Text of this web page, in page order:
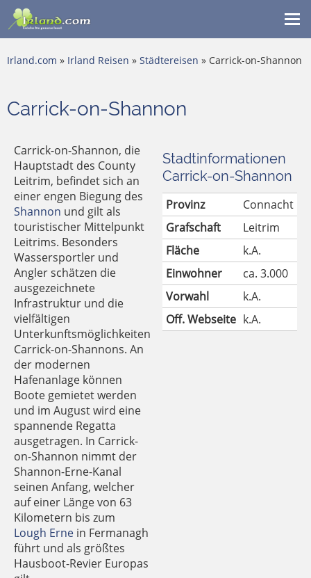
Irland.com » Irland Reisen » Städtereisen » Carrick-on-Shannon
Carrick-on-Shannon
Carrick-on-Shannon, die
Hauptstadt des County
Leitrim, befindet sich an
einer engen Biegung des
Shannon und gilt als
touristischer Mittelpunkt
Leitrims. Besonders
Wassersportler und
Angler schätzen die
ausgezeichnete
Infrastruktur und die
vielfältigen
Unterkunftsmöglichkeiten
Carrick-on-Shannons. An
der modernen
Hafenanlage können
Boote gemietet werden
und im August wird eine
spannende Regatta
ausgetragen. In Carrick-
on-Shannon nimmt der
Shannon-Erne-Kanal
seinen Anfang, welcher
auf einer Länge von 63
Kilometern bis zum
Lough Erne in Fermanagh
führt und als größtes
Hausboot-Revier Europas
Stadtinformationen
Carrick-on-Shannon
Provinz
Connacht
Grafschaft
Leitrim
Fläche
k.A.
Einwohner
ca. 3.000
Vorwahl
k.A.
Off. Webseite k.A.